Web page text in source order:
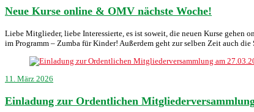
Neue Kurse online & OMV nächste Woche!
Liebe Mitglieder, liebe Interessierte, es ist soweit, die neuen Kurse gehen
im Programm – Zumba für Kinder! Außerdem geht zur selben Zeit auch
11. März 2026
Einladung zur Ordentlichen